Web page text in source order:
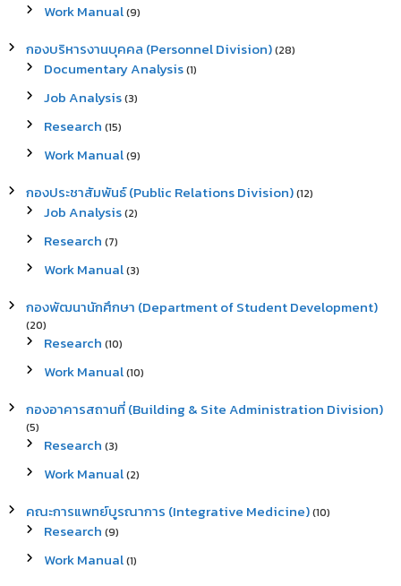
Work Manual(9)
กองบริหารงานบุคคล (Personnel Division)(28)
Documentary Analysis(1)
Job Analysis(3)
Research (15)
Work Manual(9)
กองประชาสัมพันธ์ (Public Relations Division)(12)
Job Analysis(2)
Research (7)
Work Manual(3)
กองพัฒนานักศึกษา (Department of Student Development)
(20)
Research (10)
Work Manual(10)
กองอาคารสถานที่ (Building & Site Administration Division)
(5)
Research (3)
Work Manual(2)
คณะการแพทย์บูรณาการ (Integrative Medicine)(10)
Research (9)
Work Manual(1)